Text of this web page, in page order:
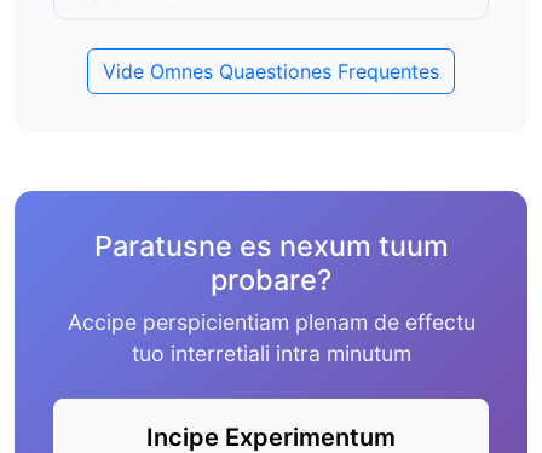
Vide Omnes Quaestiones Frequentes
Paratusne es nexum tuum
probare?
Accipe perspicientiam plenam de effectu
tuo interretiali intra minutum
Incipe Experimentum